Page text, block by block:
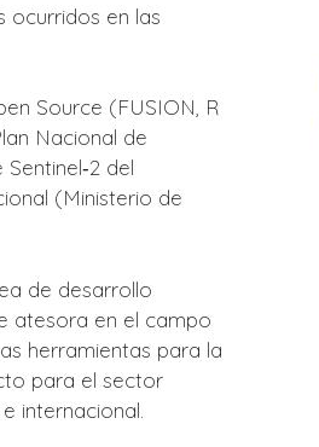
ocurridos en las
Source (FUSION, R
Nacional de
del
(Ministerio de
de desarrollo
atesora en el campo
herramientas para la
para el sector
internacional.